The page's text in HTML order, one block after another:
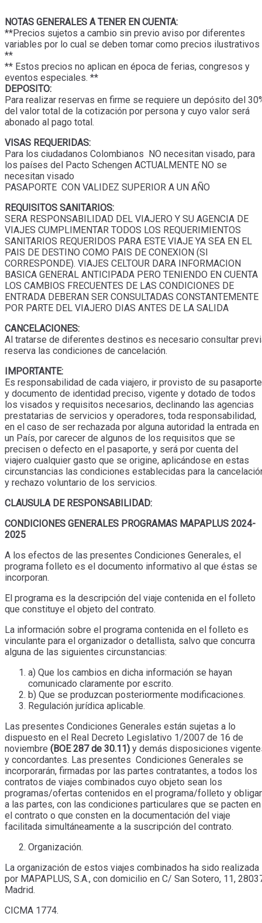
NOTAS GENERALES A TENER EN CUENTA:
**Precios sujetos a cambio sin previo aviso por diferentes
variables por lo cual se deben tomar como precios ilustrativos
**
** Estos precios no aplican en época de ferias, congresos y
eventos especiales. **
DEPOSITO:
Para realizar reservas en firme se requiere un depósito del
del valor total de la cotización por persona y cuyo valor será
abonado al pago total.
VISAS REQUERIDAS:
Para los ciudadanos Colombianos NO necesitan visado, para
los países del Pacto Schengen ACTUALMENTE NO se
necesitan visado
PASAPORTE CON VALIDEZ SUPERIOR A UN AÑO
REQUISITOS SANITARIOS:
SERA RESPONSABILIDAD DEL VIAJERO Y SU AGENCIA DE
VIAJES CUMPLIMENTAR TODOS LOS REQUERIMIENTOS
SANITARIOS REQUERIDOS PARA ESTE VIAJE YA SEA EN EL
PAIS DE DESTINO COMO PAIS DE CONEXION (SI
CORRESPONDE). VIAJES CELTOUR DARA INFORMACION
BASICA GENERAL ANTICIPADA PERO TENIENDO EN CUENTA
LOS CAMBIOS FRECUENTES DE LAS CONDICIONES DE
ENTRADA DEBERAN SER CONSULTADAS CONSTANTEMENTE
POR PARTE DEL VIAJERO DIAS ANTES DE LA SALIDA
CANCELACIONES:
Al tratarse de diferentes destinos es necesario consultar
reserva las condiciones de cancelación.
IMPORTANTE:
Es responsabilidad de cada viajero, ir provisto de su pasaporte
y documento de identidad preciso, vigente y dotado de todos
los visados y requisitos necesarios, declinando las agencias
prestatarias de servicios y operadores, toda responsabilidad,
en el caso de ser rechazada por alguna autoridad la entrada en
un País, por carecer de algunos de los requisitos que se
precisen o defecto en el pasaporte, y será por cuenta del
viajero cualquier gasto que se origine, aplicándose en estas
circunstancias las condiciones establecidas para la
y rechazo voluntario de los servicios.
CLAUSULA DE RESPONSABILIDAD:
CONDICIONES GENERALES PROGRAMAS MAPAPLUS 2024-
2025
A los efectos de las presentes Condiciones Generales, el
programa folleto es el documento informativo al que éstas se
incorporan.
El programa es la descripción del viaje contenida en el folleto
que constituye el objeto del contrato.
La información sobre el programa contenida en el folleto es
vinculante para el organizador o detallista, salvo que concurra
alguna de las siguientes circunstancias:
a) Que los cambios en dicha información se hayan
comunicado claramente por escrito.
b) Que se produzcan posteriormente modificaciones.
Regulación jurídica aplicable.
Las presentes Condiciones Generales están sujetas a lo
dispuesto en el Real Decreto Legislativo 1/2007 de 16 de
noviembre (BOE 287 de 30.11) y demás disposiciones
y concordantes. Las presentes Condiciones Generales se
incorporarán, firmadas por las partes contratantes, a todos los
contratos de viajes combinados cuyo objeto sean los
programas/ofertas contenidos en el programa/folleto y
a las partes, con las condiciones particulares que se pacten en
el contrato o que consten en la documentación del viaje
facilitada simultáneamente a la suscripción del contrato.
Organización.
La organización de estos viajes combinados ha sido realizada
por MAPAPLUS, S.A., con domicilio en C/ San Sotero, 11,
Madrid.
CICMA 1774.